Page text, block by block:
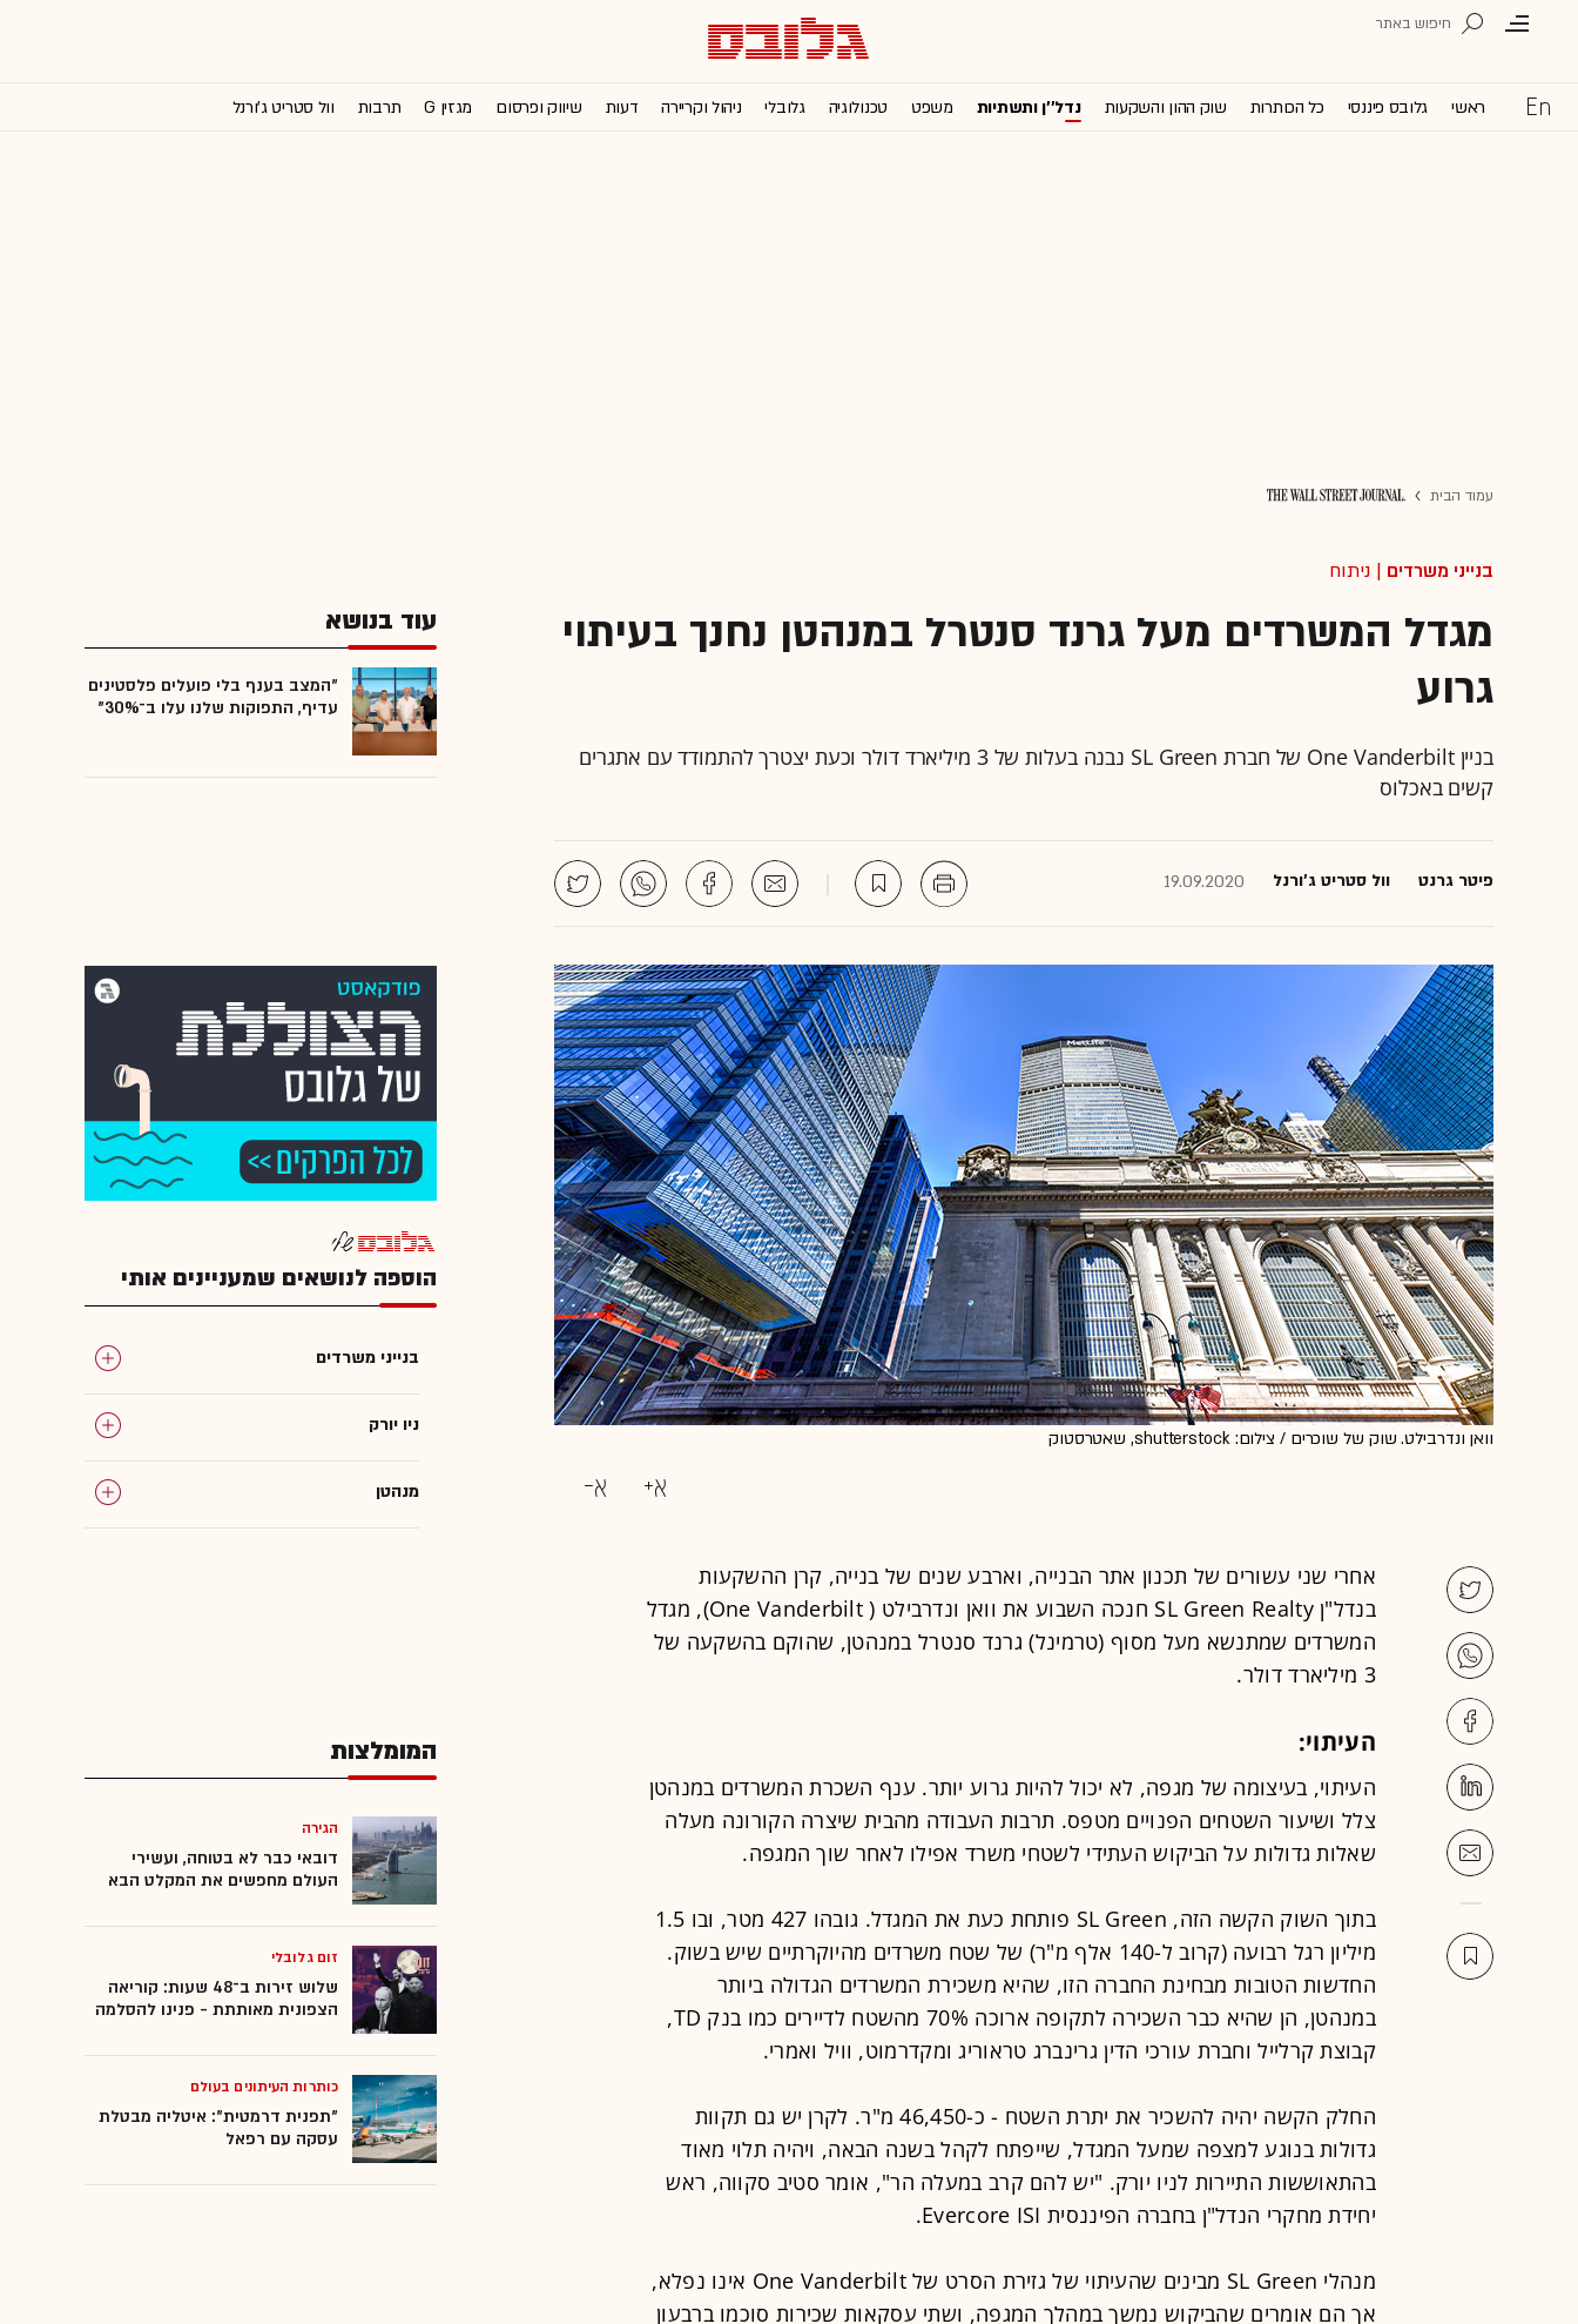
ראשי גלובס פיננסי כל הכותרות שוק ההון והשקעות נדל''ן ותשתיות משפט טכנולוגיה גלובלי ניהול וקריירה דעות שיווק ופרסום מגזין G תרבות וול סטריט ג'ורנל
עמוד הבית
בנייני משרדים | ניתוח
מגדל המשרדים מעל גרנד סנטרל במנהטן נחנך בעיתוי
גרוע
בניין One Vanderbilt של חברת SL Green נבנה בעלות של 3 מיליארד דולר וכעת יצטרך להתמודד עם אתגרים
קשים באכלוס
פיטר גרנט וול סטריט ג'ורנל 19.09.2020
וואן ונדרבילט. שוק של שוכרים / צילום: shutterstock, שאטרסטוק
אחרי שני עשורים של תכנון אתר הבנייה, וארבע שנים של בנייה, קרן ההשקעות
בנדל"ן SL Green Realty חנכה השבוע את וואן ונדרבילט ( One Vanderbilt), מגדל
המשרדים שמתנשא מעל מסוף (טרמינל) גרנד סנטרל במנהטן, שהוקם בהשקעה של
3 מיליארד דולר.
העיתוי:
העיתוי, בעיצומה של מגפה, לא יכול להיות גרוע יותר. ענף השכרת המשרדים במנהטן
צלל ושיעור השטחים הפנויים מטפס. תרבות העבודה מהבית שיצרה הקורונה מעלה
שאלות גדולות על הביקוש העתידי לשטחי משרד אפילו לאחר שוך המגפה.
בתוך השוק הקשה הזה, SL Green פותחת כעת את המגדל. גובהו 427 מטר, ובו 1.5
מיליון רגל רבועה (קרוב ל-140 אלף מ"ר) של שטח משרדים מהיוקרתיים שיש בשוק.
החדשות הטובות מבחינת החברה הזו, שהיא משכירת המשרדים הגדולה ביותר
במנהטן, הן שהיא כבר השכירה לתקופה ארוכה 70% מהשטח לדיירים כמו בנק TD,
קבוצת קרלייל וחברת עורכי הדין גרינברג טראוריג ומקדרמוט, וויל ואמרי.
החלק הקשה יהיה להשכיר את יתרת השטח - כ-46,450 מ"ר. לקרן יש גם תקוות
גדולות בנוגע למצפה שמעל המגדל, שייפתח לקהל בשנה הבאה, ויהיה תלוי מאוד
בהתאוששות התיירות לניו יורק. "יש להם קרב במעלה הר", אומר סטיב סקווה, ראש
יחידת מחקרי הנדל"ן בחברה הפיננסית Evercore ISI.
מנהלי SL Green מבינים שהעיתוי של גזירת הסרט של One Vanderbilt אינו נפלא,
אך הם אומרים שהביקוש נמשך במהלך המגפה, ושתי עסקאות שכירות סוכמו ברבעון
עוד בנושא
"המצב בענף בלי פועלים פלסטינים
עדיף, התפוקות שלנו עלו ב־30%"
הוספה לנושאים שמעניינים אותי
בנייני משרדים
ניו יורק
מנהטן
המומלצות
הגירה
דובאי כבר לא בטוחה, ועשירי
העולם מחפשים את המקלט הבא
זום גלובלי
שלוש זירות ב־48 שעות: קוריאה
הצפונית מאותתת - פנינו להסלמה
כותרות העיתונים בעולם
"תפנית דרמטית": איטליה מבטלת
עסקה עם רפאל